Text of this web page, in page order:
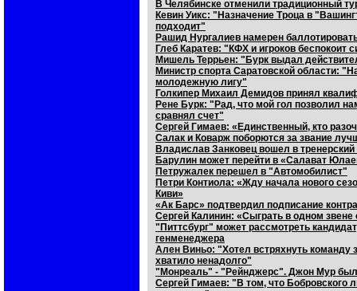
В Челябинске отменили традиционный
Кевин Уикс: "Назначение Троца в
подходит"
Рашид Нургалиев намерен
Глеб Каратев: "КФХ и игроков беспокоит
Мишель Террьен: "Бурк выдал
Министр спорта Саратовской области:
молодежную лигу"
Голкипер Михаил Демидов принял
Рене Бурк: "Рад, что мой гол позволил
сравнял счет"
Сергей Гимаев: «Единственный, кто
Салак и Коварж поборются за звание
Владислав Занковец вошел в
Барулин может перейти в «Салават
Петружалек перешел в "Автомобилист"
Петри Контиола: «Жду начала нового
Киви»
«Ак Барс» подтвердил подписание
Сергей Калинин: «Сыграть в одном звене
"Питтсбург" может рассмотреть
генменеджера
Ален Виньо: "Хотел встряхнуть команду
хватило ненадолго"
"Монреаль" - "Рейнджерс". Джон Мур был
Сергей Гимаев: "В том, что Бобровского